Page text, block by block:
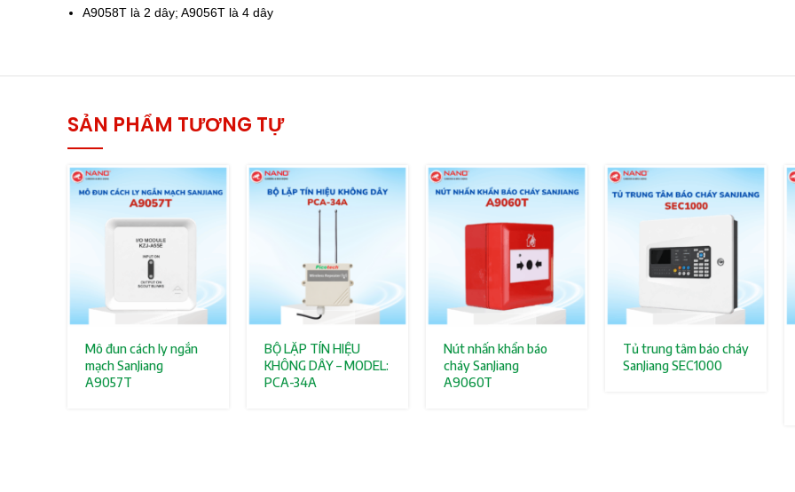
A9058T là 2 dây; A9056T là 4 dây
SẢN PHẨM TƯƠNG TỰ
Mô đun cách ly ngắn
mạch SanJiang
A9057T
BỘ LẶP TÍN HIỆU
KHÔNG DÂY – MODEL:
PCA-34A
Nút nhấn khẩn báo
cháy SanJiang
A9060T
Tủ trung tâm báo cháy
SanJiang SEC1000